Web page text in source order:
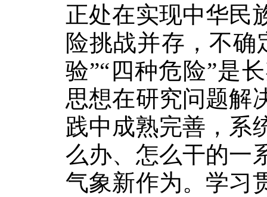
正处在实现中华民
险挑战并存，不确
验”“四种危险”是
思想在研究问题解
践中成熟完善，系
么办、怎么干的一
气象新作为。学习